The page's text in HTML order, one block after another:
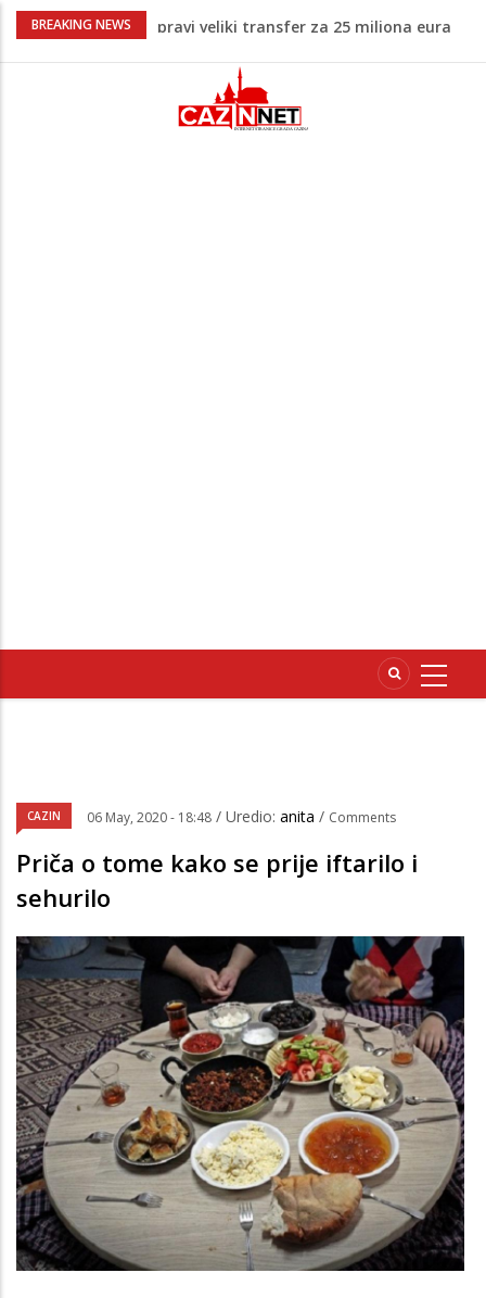
BREAKING NEWS
Psihijatrica: Ovo je greška koju većina
tinejdžerima
Ankara ograničava prolaz brodova kroz
Crno more zbog sve većih sigurnosnih
CAZIN 06 May, 2020 - 18:48 / Uredio: anita / Comments
Priča o tome kako se prije iftarilo i
sehurilo